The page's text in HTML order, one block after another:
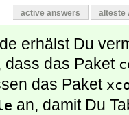
active answers älteste
erhälst Du
dass das Paket
das Paket
an, damit Du